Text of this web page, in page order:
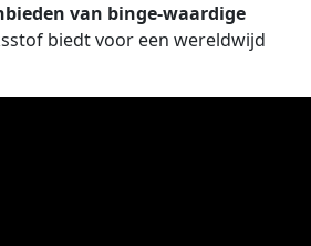
van binge-waardige
biedt voor een wereldwijd